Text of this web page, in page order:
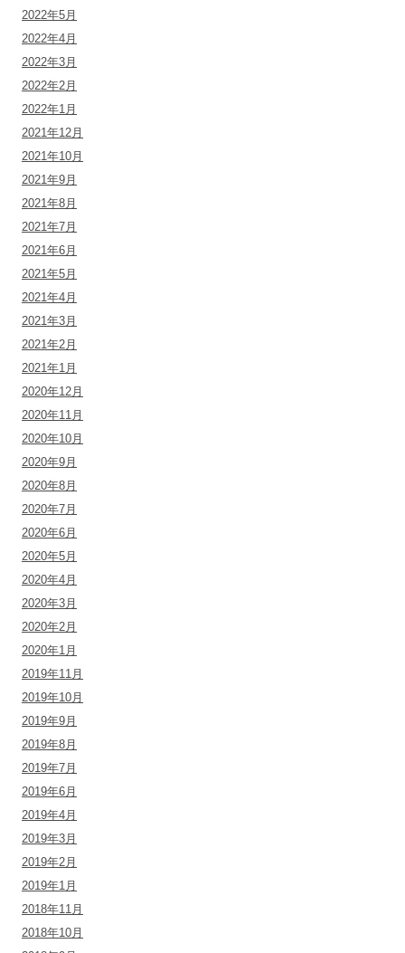
2022年5月
2022年4月
2022年3月
2022年2月
2022年1月
2021年12月
2021年10月
2021年9月
2021年8月
2021年7月
2021年6月
2021年5月
2021年4月
2021年3月
2021年2月
2021年1月
2020年12月
2020年11月
2020年10月
2020年9月
2020年8月
2020年7月
2020年6月
2020年5月
2020年4月
2020年3月
2020年2月
2020年1月
2019年11月
2019年10月
2019年9月
2019年8月
2019年7月
2019年6月
2019年4月
2019年3月
2019年2月
2019年1月
2018年11月
2018年10月